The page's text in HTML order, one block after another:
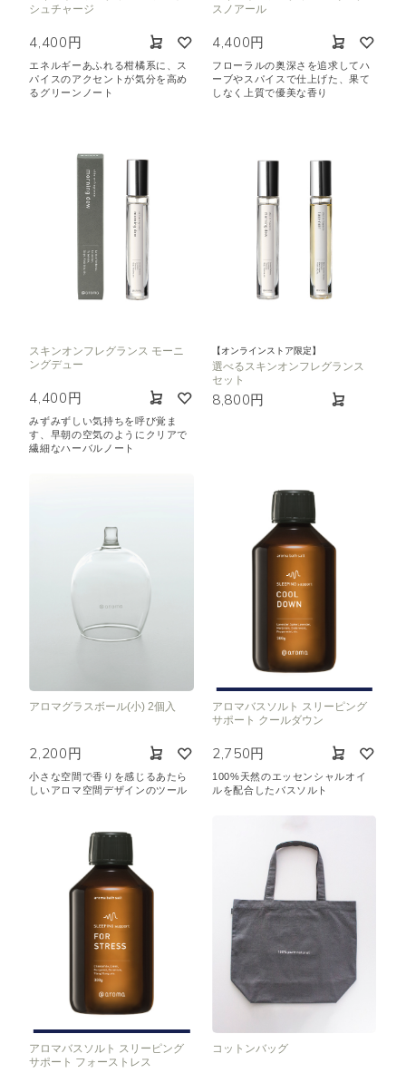
シュチャージ
4,400円
エネルギーあふれる柑橘系に、ス
パイスのアクセントが気分を高め
るグリーンノート
スノアール
4,400円
フローラルの奥深さを追求してハ
ーブやスパイスで仕上げた、果て
しなく上質で優美な香り
スキンオンフレグランス モーニ
ングデュー
4,400円
みずみずしい気持ちを呼び覚ま
す、早朝の空気のようにクリアで
繊細なハーバルノート
【オンラインストア限定】
選べるスキンオンフレグランス
セット
8,800円
アロマグラスボール(小) 2個入
2,200円
小さな空間で香りを感じるあたら
しいアロマ空間デザインのツール
アロマバスソルト スリーピング
サポート クールダウン
2,750円
100%天然のエッセンシャルオイ
ルを配合したバスソルト
アロマバスソルト スリーピング
サポート フォーストレス
コットンバッグ